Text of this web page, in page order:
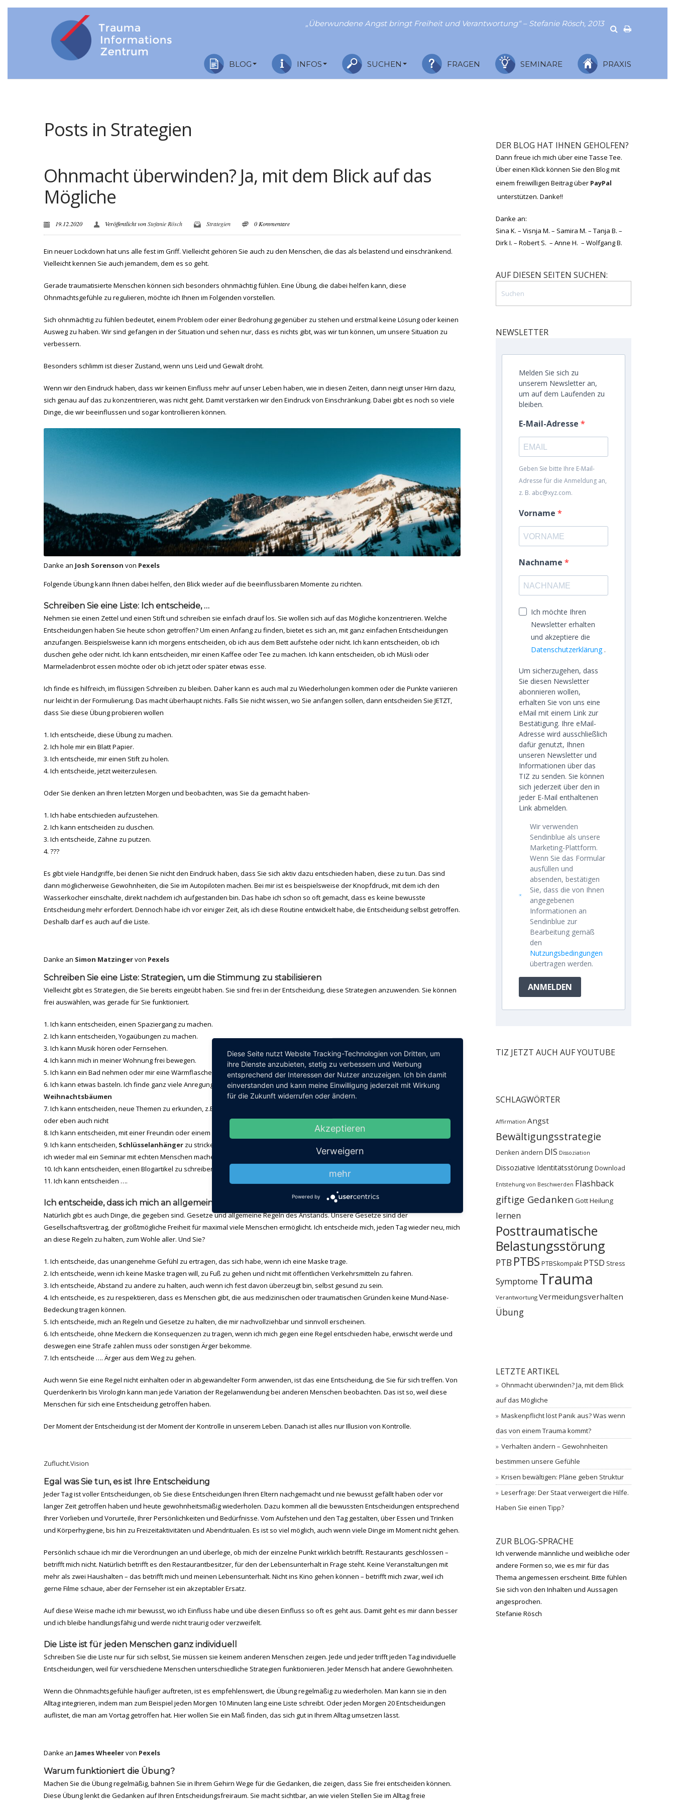
„Überwundene Angst bringt Freiheit und Verantwortung“ – Stefanie Rösch, 2013
BLOG INFOS SUCHEN FRAGEN SEMINARE PRAXIS
Posts in Strategien
Ohnmacht überwinden? Ja, mit dem Blick auf das
Mögliche
19.12.2020 Veröffentlicht vonStefanie Rösch Strategien 0 Kommentare
Ein neuer Lockdown hat uns alle fest im Griff. Vielleicht gehören Sie auch zu den Menschen, die das als belastend und einschränkend.
Vielleicht kennen Sie auch jemandem, dem es so geht.
Gerade traumatisierte Menschen können sich besonders ohnmächtig fühlen. Eine Übung, die dabei helfen kann, diese
Ohnmachtsgefühle zu regulieren, möchte ich Ihnen im Folgenden vorstellen.
Sich ohnmächtig zu fühlen bedeutet, einem Problem oder einer Bedrohung gegenüber zu stehen und erstmal keine Lösung oder keinen
Ausweg zu haben. Wir sind gefangen in der Situation und sehen nur, dass es nichts gibt, was wir tun können, um unsere Situation zu
verbessern.
Besonders schlimm ist dieser Zustand, wenn uns Leid und Gewalt droht.
Wenn wir den Eindruck haben, dass wir keinen Einfluss mehr auf unser Leben haben, wie in diesen Zeiten, dann neigt unser Hirn dazu,
sich genau auf das zu konzentrieren, was nicht geht. Damit verstärken wir den Eindruck von Einschränkung. Dabei gibt es noch so viele
Dinge, die wir beeinflussen und sogar kontrollieren können.
Danke an Josh Sorenson von Pexels
Folgende Übung kann Ihnen dabei helfen, den Blick wieder auf die beeinflussbaren Momente zu richten.
Schreiben Sie eine Liste: Ich entscheide, …
Nehmen sie einen Zettel und einen Stift und schreiben sie einfach drauf los. Sie wollen sich auf das Mögliche konzentrieren. Welche
Entscheidungen haben Sie heute schon getroffen? Um einen Anfang zu finden, bietet es sich an, mit ganz einfachen Entscheidungen
anzufangen. Beispielsweise kann ich morgens entscheiden, ob ich aus dem Bett aufstehe oder nicht. Ich kann entscheiden, ob ich
duschen gehe oder nicht. Ich kann entscheiden, mir einen Kaffee oder Tee zu machen. Ich kann entscheiden, ob ich Müsli oder
Marmeladenbrot essen möchte oder ob ich jetzt oder später etwas esse.
Ich finde es hilfreich, im flüssigen Schreiben zu bleiben. Daher kann es auch mal zu Wiederholungen kommen oder die Punkte variieren
nur leicht in der Formulierung. Das macht überhaupt nichts. Falls Sie nicht wissen, wo Sie anfangen sollen, dann entscheiden Sie JETZT,
dass Sie diese Übung probieren wollen
Ich entscheide, diese Übung zu machen.
Ich hole mir ein Blatt Papier.
Ich entscheide, mir einen Stift zu holen.
Ich entscheide, jetzt weiterzulesen.
Oder Sie denken an Ihren letzten Morgen und beobachten, was Sie da gemacht haben-
Ich habe entschieden aufzustehen.
Ich kann entscheiden zu duschen.
Ich entscheide, Zähne zu putzen.
???
Es gibt viele Handgriffe, bei denen Sie nicht den Eindruck haben, dass Sie sich aktiv dazu entschieden haben, diese zu tun. Das sind
dann möglicherweise Gewohnheiten, die Sie im Autopiloten machen. Bei mir ist es beispielsweise der Knopfdruck, mit dem ich den
Wasserkocher einschalte, direkt nachdem ich aufgestanden bin. Das habe ich schon so oft gemacht, dass es keine bewusste
Entscheidung mehr erfordert. Dennoch habe ich vor einiger Zeit, als ich diese Routine entwickelt habe, die Entscheidung selbst getroffen.
Deshalb darf es auch auf die Liste.
Danke an Simon Matzingervon Pexels
Schreiben Sie eine Liste: Strategien, um die Stimmung zu stabilisieren
Vielleicht gibt es Strategien, die Sie bereits eingeübt haben. Sie sind frei in der Entscheidung, diese Strategien anzuwenden. Sie können
frei auswählen, was gerade für Sie funktioniert.
Ich kann entscheiden, einen Spaziergang zu machen.
Ich kann entscheiden, Yogaübungen zu machen.
Ich kann Musik hören oder Fernsehen.
Ich kann mich in meiner Wohnung frei bewegen.
Ich kann ein Bad nehmen oder mir eine Wärmflasche machen.
Ich kann etwas basteln. Ich finde ganz viele Anregungen auf YouTube, z.B.Weihnachtskarten mit aufklappbaren
Weihnachtsbäumen
Ich kann entscheiden, neue Themen zu erkunden, z.B.
oder eben auch nicht
Ich kann entscheiden, mit einer Freundin oder einem Freund zu telefonieren oder auch nicht.
Ich kann entscheiden, Schlüsselanhänger zu stricken und damit etwas Sinnvolles zu tun, oder frustriert darüber nachdenken, wann
ich wieder mal ein Seminar mit echten Menschen machen darf, anstatt auf einen Bildschirm zu starren.
Ich kann entscheiden, einen Blogartikel zu schreiben.
Ich kann entscheiden ….
Ich entscheide, dass ich mich an allgemeine Regeln halte
Natürlich gibt es auch Dinge, die gegeben sind. Gesetze und allgemeine Regeln des Anstands. Unsere Gesetze sind der
Gesellschaftsvertrag, der größtmögliche Freiheit für maximal viele Menschen ermöglicht. Ich entscheide mich, jeden Tag wieder neu, mich
an diese Regeln zu halten, zum Wohle aller. Und Sie?
Ich entscheide, das unangenehme Gefühl zu ertragen, das sich habe, wenn ich eine Maske trage.
Ich entscheide, wenn ich keine Maske tragen will, zu Fuß zu gehen und nicht mit öffentlichen Verkehrsmitteln zu fahren.
Ich entscheide, Abstand zu andere zu halten, auch wenn ich fest davon überzeugt bin, selbst gesund zu sein.
Ich entscheide, es zu respektieren, dass es Menschen gibt, die aus medizinischen oder traumatischen Gründen keine Mund-Nase-
Bedeckung tragen können.
Ich entscheide, mich an Regeln und Gesetze zu halten, die mir nachvollziehbar und sinnvoll erscheinen.
Ich entscheide, ohne Meckern die Konsequenzen zu tragen, wenn ich mich gegen eine Regel entschieden habe, erwischt werde und
deswegen eine Strafe zahlen muss oder sonstigen Ärger bekomme.
Ich entscheide …. Ärger aus dem Weg zu gehen.
Auch wenn Sie eine Regel nicht einhalten oder in abgewandelter Form anwenden, ist das eine Entscheidung, die Sie für sich treffen. Von
QuerdenkerIn bis VirologIn kann man jede Variation der Regelanwendung bei anderen Menschen beobachten. Das ist so, weil diese
Menschen für sich eine Entscheidung getroffen haben.
Der Moment der Entscheidung ist der Moment der Kontrolle in unserem Leben. Danach ist alles nur Illusion von Kontrolle.
Zuflucht.Vision
Egal was Sie tun, es ist Ihre Entscheidung
Jeder Tag ist voller Entscheidungen, ob Sie diese Entscheidungen Ihren Eltern nachgemacht und nie bewusst gefällt haben oder vor
langer Zeit getroffen haben und heute gewohnheitsmäßig wiederholen. Dazu kommen all die bewussten Entscheidungen entsprechend
Ihrer Vorlieben und Vorurteile, Ihrer Persönlichkeiten und Bedürfnisse. Vom Aufstehen und den Tag gestalten, über Essen und Trinken
und Körperhygiene, bis hin zu Freizeitaktivitäten und Abendritualen. Es ist so viel möglich, auch wenn viele Dinge im Moment nicht gehen.
Persönlich schaue ich mir die Verordnungen an und überlege, ob mich der einzelne Punkt wirklich betrifft. Restaurants geschlossen –
betrifft mich nicht. Natürlich betrifft es den Restaurantbesitzer, für den der Lebensunterhalt in Frage steht. Keine Veranstaltungen mit
mehr als zwei Haushalten – das betrifft mich und meinen Lebensunterhalt. Nicht ins Kino gehen können – betrifft mich zwar, weil ich
gerne Filme schaue, aber der Fernseher ist ein akzeptabler Ersatz.
Auf diese Weise mache ich mir bewusst, wo ich Einfluss habe und übe diesen Einfluss so oft es geht aus. Damit geht es mir dann besser
und ich bleibe handlungsfähig und werde nicht traurig oder verzweifelt.
Die Liste ist für jeden Menschen ganz individuell
Schreiben Sie die Liste nur für sich selbst, Sie müssen sie keinem anderen Menschen zeigen. Jede und jeder trifft jeden Tag individuelle
Entscheidungen, weil für verschiedene Menschen unterschiedliche Strategien funktionieren. Jeder Mensch hat andere Gewohnheiten.
Wenn die Ohnmachtsgefühle häufiger auftreten, ist es empfehlenswert, die Übung regelmäßig zu wiederholen. Man kann sie in den
Alltag integrieren, indem man zum Beispiel jeden Morgen 10 Minuten lang eine Liste schreibt. Oder jeden Morgen 20 Entscheidungen
auflistet, die man am Vortag getroffen hat. Hier wollen Sie ein Maß finden, das sich gut in Ihrem Alltag umsetzen lässt.
Danke an James Wheelervon Pexels
Warum funktioniert die Übung?
Machen Sie die Übung regelmäßig, bahnen Sie in Ihrem Gehirn Wege für die Gedanken, die zeigen, dass Sie frei entscheiden können.
Diese Übung lenkt die Gedanken auf Ihren Entscheidungsfreiraum. Sie macht sichtbar, an wie vielen Stellen Sie im Alltag freie
DER BLOG HAT IHNEN GEHOLFEN?
Dann freue ich mich über eine Tasse Tee.
Über einen Klick können Sie den Blog mit
einem freiwilligen Beitrag über PayPal
unterstützen. Danke!!
Danke an:
Sina K. – Visnja M. – Samira M. – Tanja B. –
Dirk I. – Robert S. – Anne H. – Wolfgang B.
AUF DIESEN SEITEN SUCHEN:
NEWSLETTER
Melden Sie sich zu
unserem Newsletter an,
um auf dem Laufenden zu
bleiben.
E-Mail-Adresse
Geben Sie bitte Ihre E-Mail-
Adresse für die Anmeldung an,
z. B. abc@xyz.com.
Vorname
Nachname
Ich möchte Ihren
Newsletter erhalten
und akzeptiere die
Datenschutzerklärung.
Um sicherzugehen, dass
Sie diesen Newsletter
abonnieren wollen,
erhalten Sie von uns eine
eMail mit einem Link zur
Bestätigung. Ihre eMail-
Adresse wird ausschließlich
dafür genutzt, Ihnen
unseren Newsletter und
Informationen über das
TIZ zu senden. Sie können
sich jederzeit über den in
jeder E-Mail enthaltenen
Link abmelden.
Wir verwenden
Sendinblue als unsere
Marketing-Plattform.
Wenn Sie das Formular
ausfüllen und
absenden, bestätigen
Sie, dass die von Ihnen
angegebenen
Informationen an
Sendinblue zur
Bearbeitung gemäß
den
Nutzungsbedingungen
übertragen werden.
ANMELDEN
TIZ JETZT AUCH AUF YOUTUBE
SCHLAGWÖRTER
Affirmation Angst
Bewältigungsstrategie
Denken ändern DIS Dissoziation
Dissoziative Identitätsstörung Download
Entstehung von Beschwerden Flashback
giftige Gedanken GottHeilung
lernen
Posttraumatische
Belastungsstörung
PTB PTBS PTBSkompakt PTSD Stress
Symptome Trauma
Verantwortung Vermeidungsverhalten
Übung
LETZTE ARTIKEL
Ohnmacht überwinden? Ja, mit dem Blick
auf das Mögliche
Maskenpflicht löst Panik aus? Was wenn
das von einem Trauma kommt?
Verhalten ändern – Gewohnheiten
bestimmen unsere Gefühle
Krisen bewältigen: Pläne geben Struktur
Leserfrage: Der Staat verweigert die Hilfe.
Haben Sie einen Tipp?
ZUR BLOG-SPRACHE
Ich verwende männliche und weibliche oder
andere Formen so, wie es mir für das
Thema angemessen erscheint. Bitte fühlen
Sie sich von den Inhalten und Aussagen
angesprochen.
Stefanie Rösch
Diese Seite nutzt Website Tracking-Technologien von Dritten, um
ihre Dienste anzubieten, stetig zu verbessern und Werbung
entsprechend der Interessen der Nutzer anzuzeigen. Ich bin damit
einverstanden und kann meine Einwilligung jederzeit mit Wirkung
für die Zukunft widerrufen oder ändern.
Akzeptieren
Verweigern
mehr
Powered by